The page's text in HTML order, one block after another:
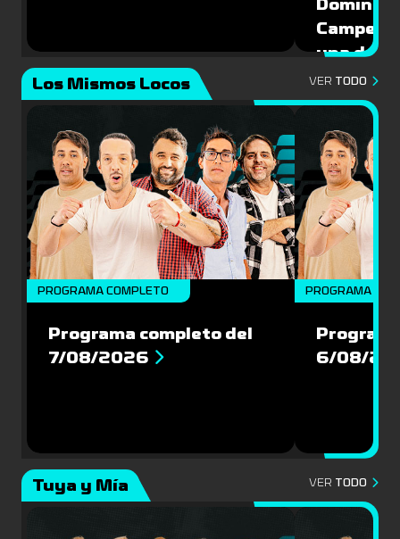
una de
Mundial
Los Mismos Locos VER TODO
PROGRAMA COMPLETO
Programa completo del
7/08/2026
PROGRAMA
6/08/
Tuya y Mía VER TODO